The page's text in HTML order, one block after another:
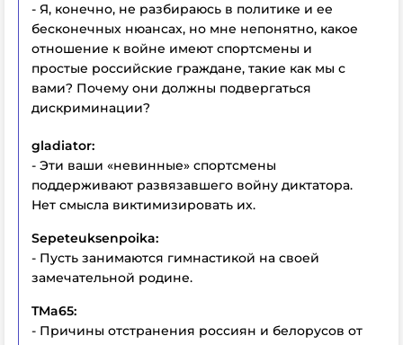
- Я, конечно, не разбираюсь в политике и ее
бесконечных нюансах, но мне непонятно, какое
отношение к войне имеют спортсмены и
простые российские граждане, такие как мы с
вами? Почему они должны подвергаться
дискриминации?
gladiator:
- Эти ваши «невинные» спортсмены
поддерживают развязавшего войну диктатора.
Нет смысла виктимизировать их.
Sepeteuksenpoika:
- Пусть занимаются гимнастикой на своей
замечательной родине.
TMa65:
- Причины отстранения россиян и белорусов от